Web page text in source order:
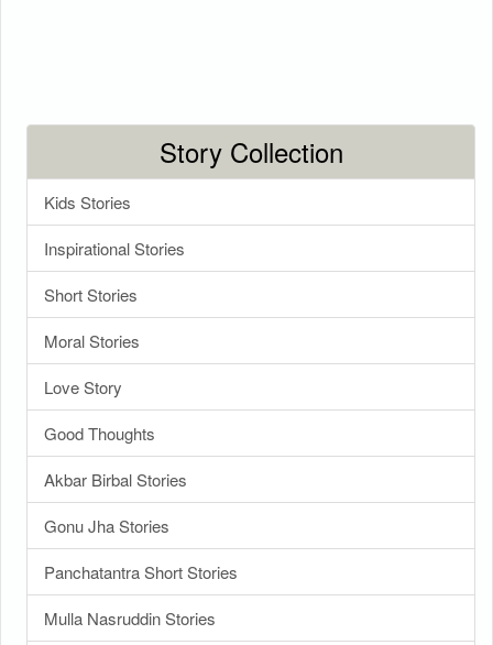
Story Collection
Kids Stories
Inspirational Stories
Short Stories
Moral Stories
Love Story
Good Thoughts
Akbar Birbal Stories
Gonu Jha Stories
Panchatantra Short Stories
Mulla Nasruddin Stories